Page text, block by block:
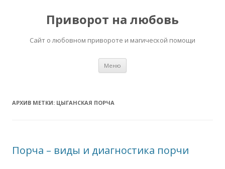
Приворот на любовь
Сайт о любовном привороте и магической помощи
Меню
АРХИВ МЕТКИ: ЦЫГАНСКАЯ ПОРЧА
Порча – виды и диагностика порчи